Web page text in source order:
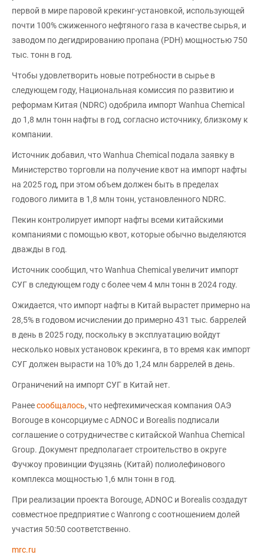
первой в мире паровой крекинг-установкой, использующей
почти 100% сжиженного нефтяного газа в качестве сырья, и
заводом по дегидрированию пропана (PDH) мощностью 750
тыс. тонн в год.
Чтобы удовлетворить новые потребности в сырье в
следующем году, Национальная комиссия по развитию и
реформам Китая (NDRC) одобрила импорт Wanhua Chemical
до 1,8 млн тонн нафты в год, согласно источнику, близкому к
компании.
Источник добавил, что Wanhua Chemical подала заявку в
Министерство торговли на получение квот на импорт нафты
на 2025 год, при этом объем должен быть в пределах
годового лимита в 1,8 млн тонн, установленного NDRC.
Пекин контролирует импорт нафты всеми китайскими
компаниями с помощью квот, которые обычно выделяются
дважды в год.
Источник сообщил, что Wanhua Chemical увеличит импорт
СУГ в следующем году с более чем 4 млн тонн в 2024 году.
Ожидается, что импорт нафты в Китай вырастет примерно на
28,5% в годовом исчислении до примерно 431 тыс. баррелей
в день в 2025 году, поскольку в эксплуатацию войдут
несколько новых установок крекинга, в то время как импорт
СУГ должен вырасти на 10% до 1,24 млн баррелей в день.
Ограничений на импорт СУГ в Китай нет.
Ранеесообщалось, что нефтехимическая компания ОАЭ
Borouge в консорциуме с ADNOC и Borealis подписали
соглашение о сотрудничестве с китайской Wanhua Chemical
Group. Документ предполагает строительство в округе
Фучжоу провинции Фуцзянь (Китай) полиолефинового
комплекса мощностью 1,6 млн тонн в год.
При реализации проекта Borouge, ADNOC и Borealis создадут
совместное предприятие с Wanrong с соотношением долей
участия 50:50 соответственно.
mrc.ru